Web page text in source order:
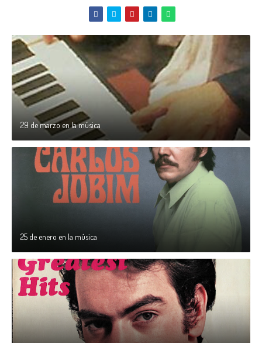
29 de marzo en la música
25 de enero en la música